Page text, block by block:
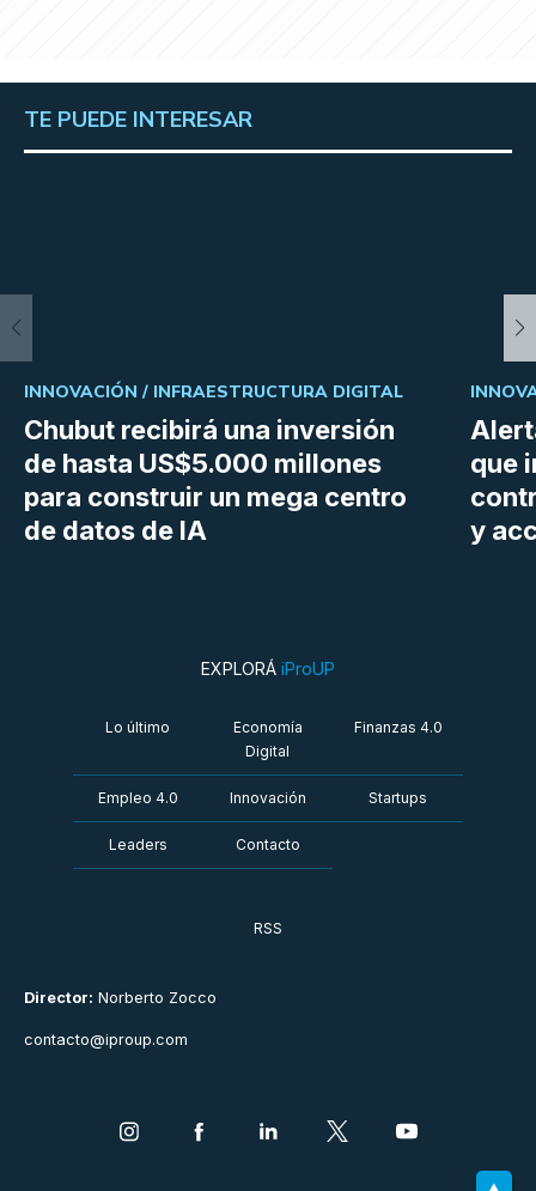
TE PUEDE INTERESAR
Chubut recibirá una inversión
de hasta US$5.000 millones
para construir un mega centro
de datos de IA
INNOVACIÓN / INFRAESTRUCTURA DIGITAL
que
y
Director: Norberto Zocco
contacto@iproup.com
EXPLORÁ iProUP
Lo último
Economía
Digital
Finanzas 4.0
Empleo 4.0 Innovación Startups
Leaders Contacto
RSS